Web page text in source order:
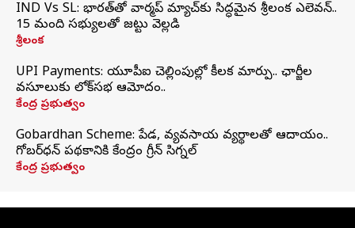
IND Vs SL: భారత్‌తో వార్మప్‌ మ్యాచ్‌కు సిద్ధమైన శ్రీలంక ఎలెవన్..
15 మంది సభ్యులతో జట్టు వెల్లడి
శ్రీలంక
UPI Payments: యూపీఐ చెల్లింపుల్లో కీలక మార్పు.. ఛార్జీల
వసూలుకు లోక్‌సభ ఆమోదం..
కేంద్ర ప్రభుత్వం
Gobardhan Scheme: పేడ, వ్యవసాయ వ్యర్థాలతో ఆదాయం..
గోబర్‌ధన్ పథకానికి కేంద్రం గ్రీన్ సిగ్నల్
కేంద్ర ప్రభుత్వం